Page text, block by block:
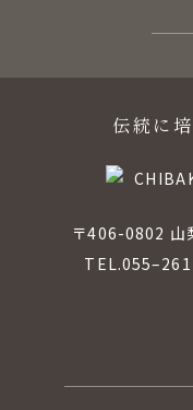
伝統に
〒406-0802 山
TEL.